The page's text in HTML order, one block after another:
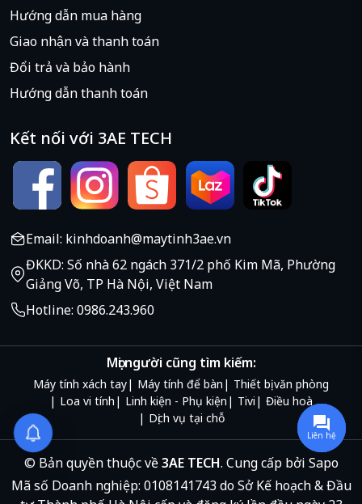
hầu hết các dữ liệu công
việc, các file ca nhạc, video,
file scan…. cần lưu trữ phục
suốt thời gian làm việc.
Với đồ họa Intel HD hiện
đại giúp bạn thực hiện
Hướng dẫn mua hàng
Giao nhận và thanh toán
Đổi trả và bảo hành
Hướng dẫn thanh toán
Kết nối với 3AE TECH
Email: kinhdoanh@maytinh3ae.vn
ĐKKD: Số nhà 62 ngách 371/2 phố Kim Mã, Phường
Giảng Võ, TP Hà Nội, Việt Nam
Hotline: 0986.243.960
Mọi người cũng tìm kiếm:
Máy tính xách tay Máy tính để bàn
Thiết bị văn phòng
Loa vi tính
Linh kiện - Phụ kiện Tivi
Điều hoà
Dịch vụ tại chỗ
© Bản quyền thuộc về3AE TECH. Cung cấp bởi Sapo
Mã số Doanh nghiệp: 0108141743 do Sở Kế hoạch & Đầu
Liên hệ